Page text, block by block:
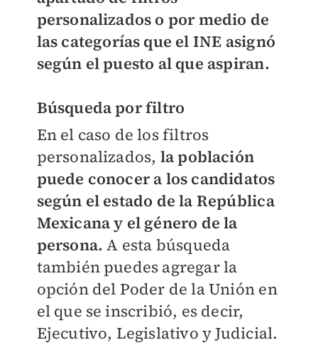
personalizados o por medio de
las categorías que el INE asignó
según el puesto al que aspiran.
Búsqueda por filtro
En el caso de los filtros
personalizados, la población
puede conocer a los candidatos
según el estado de la República
Mexicana y el género de la
persona.A esta búsqueda
también puedes agregar la
opción del Poder de la Unión en
el que se inscribió, es decir,
Ejecutivo, Legislativo y Judicial.